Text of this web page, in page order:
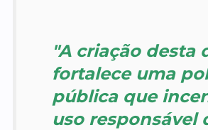
"A criação desta
fortalece uma
pública que
uso responsável